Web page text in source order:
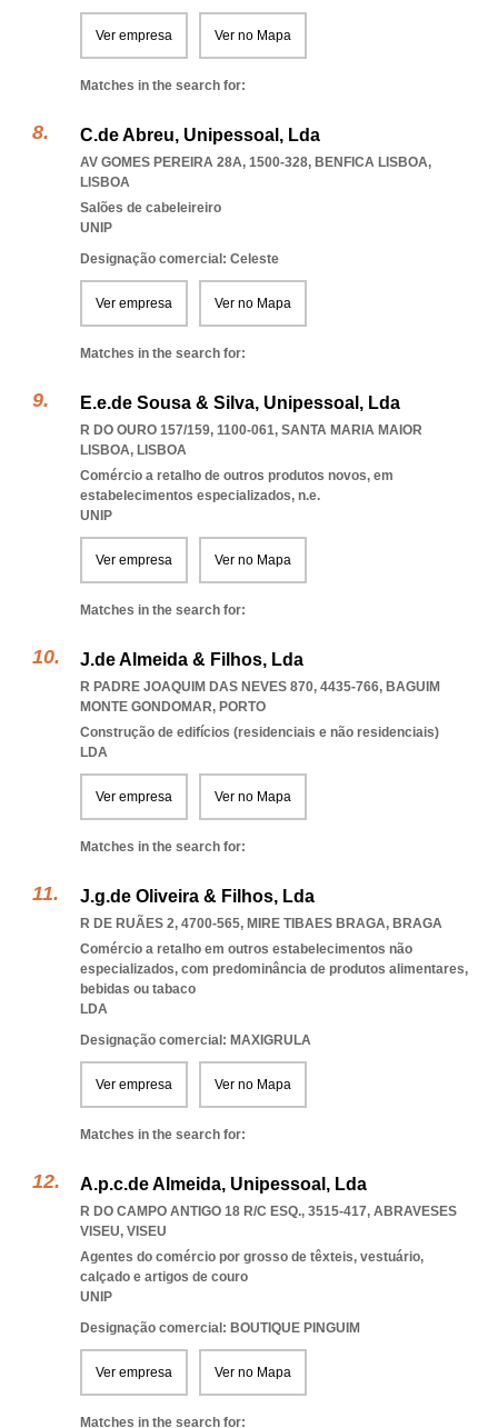
Ver empresa Ver no Mapa
Matches in the search for:
C.de Abreu, Unipessoal, Lda
AV GOMES PEREIRA 28A, 1500-328, BENFICA LISBOA,
LISBOA
Salões de cabeleireiro
UNIP
Designação comercial: Celeste
Ver empresa Ver no Mapa
Matches in the search for:
E.e.de Sousa & Silva, Unipessoal, Lda
R DO OURO 157/159, 1100-061, SANTA MARIA MAIOR
LISBOA, LISBOA
Comércio a retalho de outros produtos novos, em
estabelecimentos especializados, n.e.
UNIP
Ver empresa Ver no Mapa
Matches in the search for:
J.de Almeida & Filhos, Lda
R PADRE JOAQUIM DAS NEVES 870, 4435-766, BAGUIM
MONTE GONDOMAR, PORTO
Construção de edifícios (residenciais e não residenciais)
LDA
Ver empresa Ver no Mapa
Matches in the search for:
J.g.de Oliveira & Filhos, Lda
R DE RUÃES 2, 4700-565, MIRE TIBAES BRAGA, BRAGA
Comércio a retalho em outros estabelecimentos não
especializados, com predominância de produtos alimentares,
bebidas ou tabaco
LDA
Designação comercial: MAXIGRULA
Ver empresa Ver no Mapa
Matches in the search for:
A.p.c.de Almeida, Unipessoal, Lda
R DO CAMPO ANTIGO 18 R/C ESQ., 3515-417, ABRAVESES
VISEU, VISEU
Agentes do comércio por grosso de têxteis, vestuário,
calçado e artigos de couro
UNIP
Designação comercial: BOUTIQUE PINGUIM
Ver empresa Ver no Mapa
Matches in the search for: